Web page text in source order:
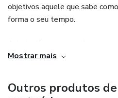
objetivos aquele que sabe
forma o seu tempo.
Mostrar mais
Outros produtos